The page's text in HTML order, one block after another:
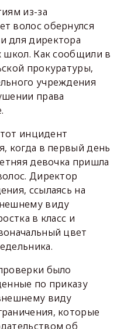
из-за
волос обернулся
для директора
школ. Как сообщили в
прокуратуры,
учреждения
права
инцидент
когда в первый день
девочка пришла
Директор
ссылаясь на
виду
в класс и
цвет
было
по приказу
виду
которые
об